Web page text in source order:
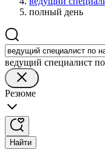
полный день
ведущий специалист
Резюме
Найти